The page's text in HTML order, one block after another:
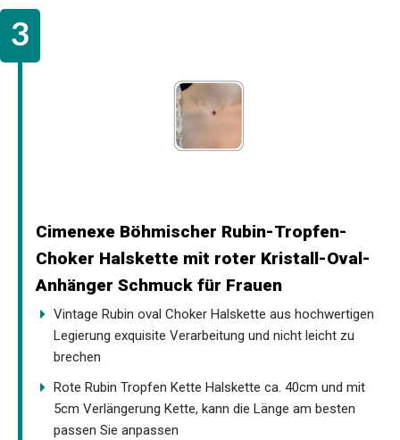
Cimenexe Böhmischer Rubin-Tropfen-
Choker Halskette mit roter Kristall-Oval-
Anhänger Schmuck für Frauen
Vintage Rubin oval Choker Halskette aus hochwertigen
Legierung exquisite Verarbeitung und nicht leicht zu
brechen
Rote Rubin Tropfen Kette Halskette ca. 40cm und mit
5cm Verlängerung Kette, kann die Länge am besten
passen Sie anpassen